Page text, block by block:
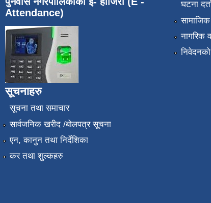
Attendance)
सूचनाहरु
सूचना तथा समाचार
सार्वजनिक खरीद /बोलपत्र सूचना
एन, कानुन तथा निर्देशिका
कर तथा शुल्कहरु
घटना
सामाजिक
नागरिक
निवेदनको